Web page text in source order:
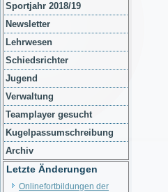
Sportjahr 2018/19
Newsletter
Lehrwesen
Schiedsrichter
Jugend
Verwaltung
Teamplayer gesucht
Kugelpassumschreibung
Archiv
Letzte Änderungen
Onlinefortbildungen der